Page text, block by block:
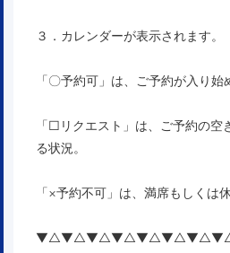
３．カレンダーが表示されます。
「〇予約可」は、ご予約が入り始
「□リクエスト」は、ご予約の空
る状況。
「×予約不可」は、満席もしくは